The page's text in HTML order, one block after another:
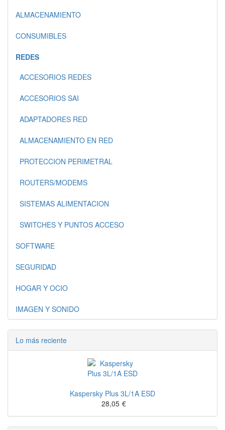
ALMACENAMIENTO
CONSUMIBLES
REDES
ACCESORIOS REDES
ACCESORIOS SAI
ADAPTADORES RED
ALMACENAMIENTO EN RED
PROTECCION PERIMETRAL
ROUTERS/MODEMS
SISTEMAS ALIMENTACION
SWITCHES Y PUNTOS ACCESO
SOFTWARE
SEGURIDAD
HOGAR Y OCIO
IMAGEN Y SONIDO
Lo más reciente
Kaspersky Plus 3L/1A ESD
28,05 €